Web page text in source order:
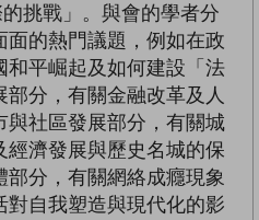
挑戰」。與會的學者分
的熱門議題，例如在政
和平崛起及如何建設「法
分，有關金融改革及人
與社區發展部分，有關城
濟發展與歷史名城的保
分，有關網絡成癮現象
對自我塑造與現代化的影